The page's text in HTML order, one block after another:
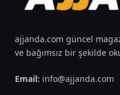
ajjanda.com güncel
ve bağımsız bir şekilde
Email: info@ajjanda.com